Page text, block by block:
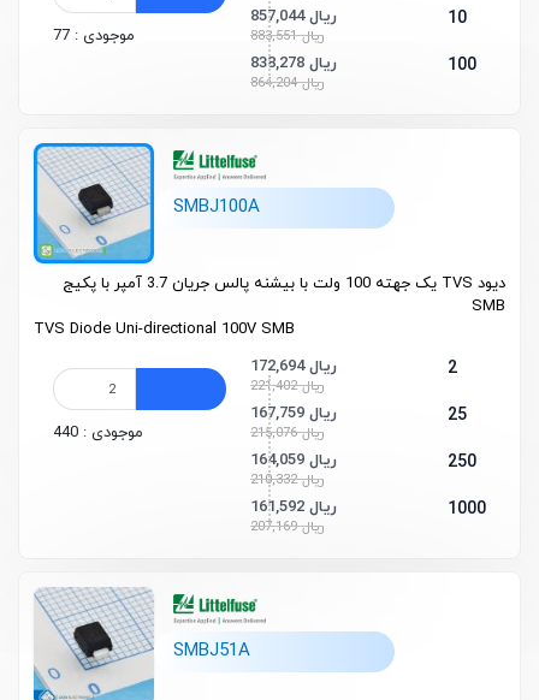
10 857,044 ریال
883,551 ریال
100 838,278 ریال
864,204 ریال
موجودی : 77
SMBJ100A
دیود TVS یک جهته 100 ولت با بیشنه پالس جریان 3.7 آمپر با پکیج
SMB
TVS Diode Uni-directional 100V SMB
2 172,694 ریال
221,402 ریال
25 167,759 ریال
215,076 ریال
250 164,059 ریال
210,332 ریال
1000 161,592 ریال
207,169 ریال
موجودی : 440
SMBJ51A